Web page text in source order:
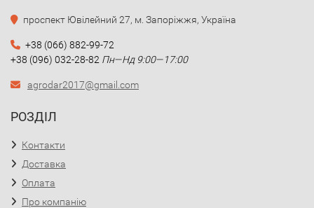
проспект Ювілейний 27, м. Запоріжжя, Україна
+38 (066) 882-99-72
+38 (096) 032-28-82 Пн—Нд 9:00—17:00
agrodar2017@gmail.com
РОЗДІЛ
Контакти
Доставка
Оплата
Про компанію